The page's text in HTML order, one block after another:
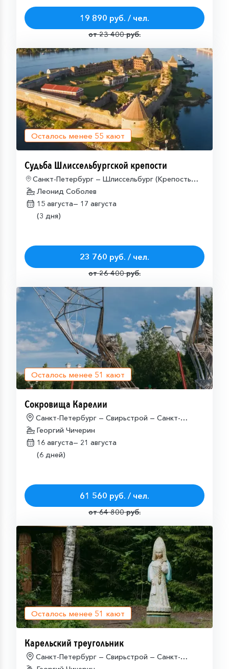
19 890 руб. / чел.
от 23 400 руб.
Осталось менее 55 кают
Судьба Шлиссельбургской крепости
Санкт-Петербург — Шлиссельбург (Крепость
Орешек) — Санкт-Петербург
Леонид Соболев
15 августа— 17 августа
(3 дня)
23 760 руб. / чел.
от 26 400 руб.
Осталось менее 51 кают
Сокровища Карелии
Санкт-Петербург — Свирьстрой — Санкт-
Петербург
Георгий Чичерин
16 августа— 21 августа
(6 дней)
61 560 руб. / чел.
от 64 800 руб.
Осталось менее 51 кают
Карельский треугольник
Санкт-Петербург — Свирьстрой — Санкт-